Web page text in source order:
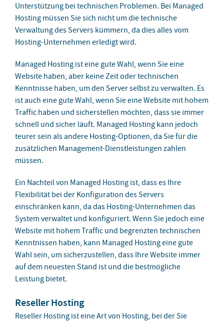
Unterstützung bei technischen Problemen. Bei Managed
Hosting müssen Sie sich nicht um die technische
Verwaltung des Servers kümmern, da dies alles vom
Hosting-Unternehmen erledigt wird.
Managed Hosting ist eine gute Wahl, wenn Sie eine
Website haben, aber keine Zeit oder technischen
Kenntnisse haben, um den Server selbst zu verwalten. Es
ist auch eine gute Wahl, wenn Sie eine Website mit hohem
Traffic haben und sicherstellen möchten, dass sie immer
schnell und sicher läuft. Managed Hosting kann jedoch
teurer sein als andere Hosting-Optionen, da Sie für die
zusätzlichen Management-Dienstleistungen zahlen
müssen.
Ein Nachteil von Managed Hosting ist, dass es Ihre
Flexibilität bei der Konfiguration des Servers
einschränken kann, da das Hosting-Unternehmen das
System verwaltet und konfiguriert. Wenn Sie jedoch eine
Website mit hohem Traffic und begrenzten technischen
Kenntnissen haben, kann Managed Hosting eine gute
Wahl sein, um sicherzustellen, dass Ihre Website immer
auf dem neuesten Stand ist und die bestmögliche
Leistung bietet.
Reseller Hosting
Reseller Hosting ist eine Art von Hosting, bei der Sie